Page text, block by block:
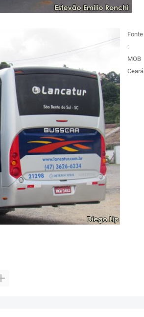
Fonte
:
MOB
Ceará